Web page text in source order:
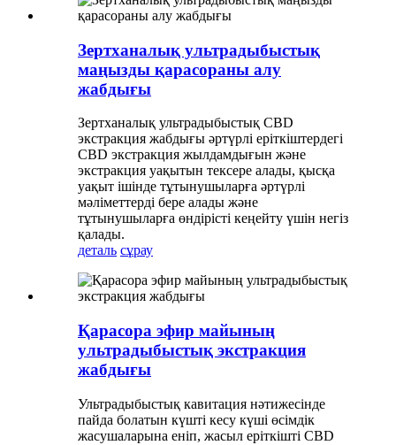
Зертханалық ультрадыбыстық
маңызды қарасораны алу
жабдығы
Зертханалық ультрадыбыстық CBD
экстракция жабдығы әртүрлі еріткіштердегі
CBD экстракция жылдамдығын және
экстракция уақытын тексере алады, қысқа
уақыт ішінде тұтынушыларға әртүрлі
мәліметтерді бере алады және
тұтынушыларға өндірісті кеңейту үшін негіз
қалады.
деталь сұрау
Қарасора эфир майының
ультрадыбыстық экстракция
жабдығы
Ультрадыбыстық кавитация нәтижесінде
пайда болатын күшті кесу күші өсімдік
жасушаларына еніп, жасыл еріткішті CBD